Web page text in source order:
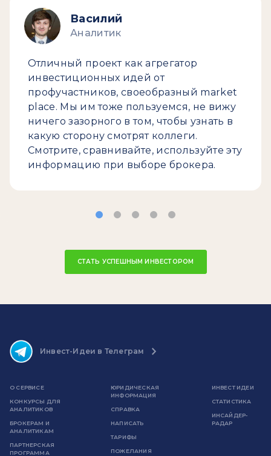
Василий
Аналитик
Отличный проект как агрегатор
инвестиционных идей от
профучастников, своеобразный market
place. Мы им тоже пользуемся, не вижу
ничего зазорного в том, чтобы узнать в
какую сторону смотрят коллеги.
Смотрите, сравнивайте, используйте эту
информацию при выборе брокера.
СТАТЬ УСПЕШНЫМ ИНВЕСТОРОМ
Инвест-Идеи в Телеграм
О СЕРВИСЕ
КОНКУРСЫ ДЛЯ
АНАЛИТИКОВ
БРОКЕРАМ И
АНАЛИТИКАМ
ПАРТНЕРСКАЯ
ПРОГРАММА
ЮРИДИЧЕСКАЯ
ИНФОРМАЦИЯ
СПРАВКА
НАПИСАТЬ
ТАРИФЫ
ПОЖЕЛАНИЯ
ИНВЕСТ ИДЕИ
СТАТИСТИКА
ИНСАЙДЕР-
РАДАР